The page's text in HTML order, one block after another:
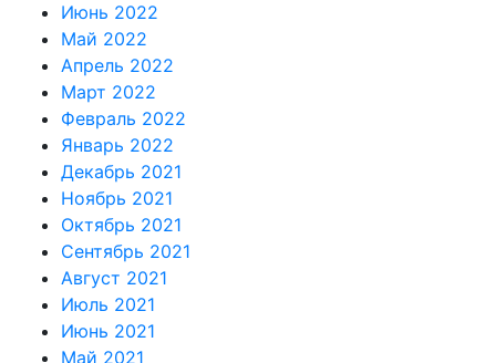
Июнь 2022
Май 2022
Апрель 2022
Март 2022
Февраль 2022
Январь 2022
Декабрь 2021
Ноябрь 2021
Октябрь 2021
Сентябрь 2021
Август 2021
Июль 2021
Июнь 2021
Май 2021